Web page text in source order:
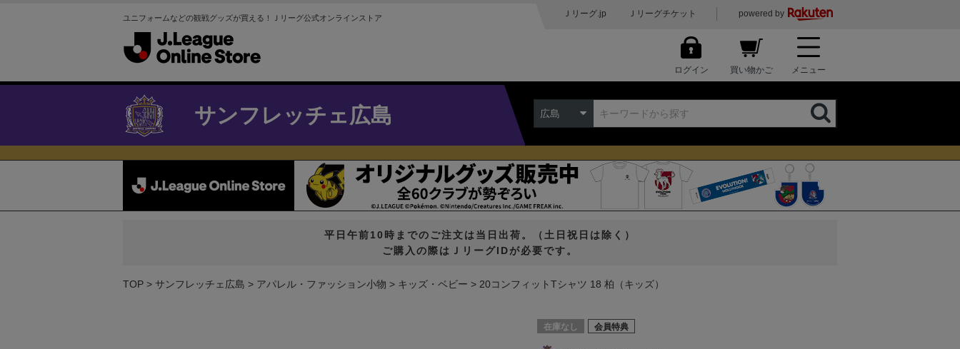
ユニフォームなどの観戦グッズが買える！Ｊリーグ公式オンラインストア Ｊリーグ.jp Ｊリーグチケット powered by
ログイン 買い物かご メニュー
サンフレッチェ広島 広島
平日午前10時までのご注文は当日出荷。（土日祝日は除く）
ご購入の際はＪリーグIDが必要です。
TOP サンフレッチェ広島 アパレル・ファッション小物 キッズ・ベビー 20コンフィットTシャツ 18 柏（キッズ）
在庫なし 会員特典